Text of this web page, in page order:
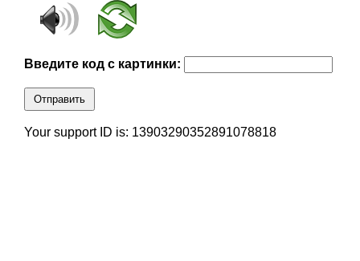
Введите код с картинки:
Отправить
Your support ID is: 13903290352891078818